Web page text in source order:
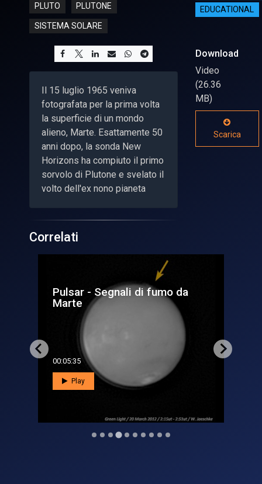
PLUTO PLUTONE
SISTEMA SOLARE
Il 15 luglio 1965 veniva
fotografata per la prima volta
la superficie di un mondo
alieno, Marte. Esattamente 50
anni dopo, la sonda New
Horizons ha compiuto il primo
sorvolo di Plutone e svelato il
volto dell'ex nono pianeta
EDUCATIONAL
Download
Video
(26.36
MB)
Scarica
Correlati
Con Vega C e Sentinel-1C
l’Italia è di nuovo in orbita
00:08:40
Play